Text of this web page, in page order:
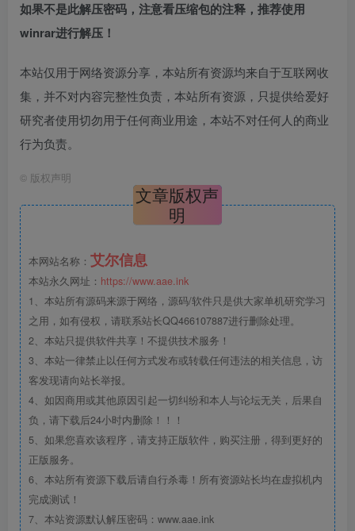
如果不是此解压密码，注意看压缩包的注释，推荐使用
winrar进行解压！
本站仅用于网络资源分享，本站所有资源均来自于互联网收
集，并不对内容完整性负责，本站所有资源，只提供给爱好
研究者使用切勿用于任何商业用途，本站不对任何人的商业
行为负责。
© 版权声明
文章版权声
明
本网站名称： 艾尔信息
本站永久网址： https://www.aae.ink
1、本站所有源码来源于网络，源码/软件只是供大家单机研究学习
之用，如有侵权，请联系站长QQ466107887进行删除处理。
2、本站只提供软件共享！不提供技术服务！
3、本站一律禁止以任何方式发布或转载任何违法的相关信息，访
客发现请向站长举报。
4、如因商用或其他原因引起一切纠纷和本人与论坛无关，后果自
负，请下载后24小时内删除！！！
5、如果您喜欢该程序，请支持正版软件，购买注册，得到更好的
正版服务。
6、本站所有资源下载后请自行杀毒！所有资源站长均在虚拟机内
完成测试！
7、本站资源默认解压密码：www.aae.ink